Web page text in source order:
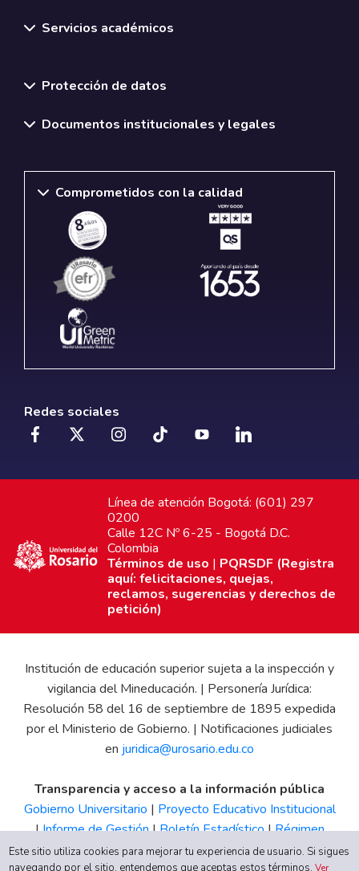
Servicios académicos
Protección de datos
Documentos institucionales y legales
Comprometidos con la calidad
Redes sociales
Línea de atención Bogotá: (601) 297
0200
Calle 12C Nº 6-25 - Bogotá D.C.
Colombia
Términos de uso | PQRSDF (Registra
aquí: felicitaciones, quejas,
reclamos, sugerencias y derechos de
petición)
Institución de educación superior sujeta a la inspección y
vigilancia del Mineducación. | Personería Jurídica:
Resolución 58 del 16 de septiembre de 1895 expedida
por el Ministerio de Gobierno. | Notificaciones judiciales
en juridica@urosario.edu.co
Transparencia y acceso a la información pública
Gobierno Universitario | Proyecto Educativo Institucional
|Informe de Gestión|Boletín Estadístico|Régimen
Tributario|Estados Financieros |Código de Ética| Canal
Este sitio utiliza cookies para mejorar tu experiencia de usuario. Si sigues
navegando por el sitio, entendemos que aceptas estos términos.Ver